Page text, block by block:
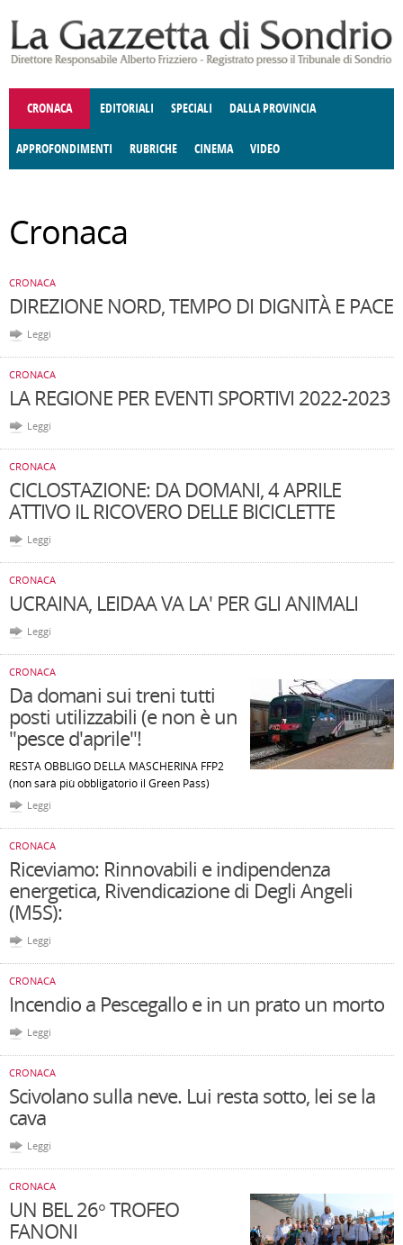
CRONACA EDITORIALI SPECIALI DALLA PROVINCIA
APPROFONDIMENTI
E SPETTACOLI POLITICA
RUBRICHE
DELLE IDEE FATTI DELLO SPIRITO
CINEMA VIDEO
Cronaca
CRONACA
DIREZIONE NORD, TEMPO DI DIGNITÀ E PACE
Leggi
CRONACA
LA REGIONE PER EVENTI SPORTIVI 2022-2023
Leggi
CRONACA
CICLOSTAZIONE: DA DOMANI, 4 APRILE
ATTIVO IL RICOVERO DELLE BICICLETTE
Leggi
CRONACA
UCRAINA, LEIDAA VA LA' PER GLI ANIMALI
Leggi
CRONACA
Da domani sui treni tutti
posti utilizzabili (e non è un
"pesce d'aprile"!
RESTA OBBLIGO DELLA MASCHERINA FFP2
(non sarà più obbligatorio il Green Pass)
Leggi
CRONACA
Riceviamo: Rinnovabili e indipendenza
energetica, Rivendicazione di Degli Angeli
(M5S):
Leggi
CRONACA
Incendio a Pescegallo e in un prato un morto
Leggi
CRONACA
Scivolano sulla neve. Lui resta sotto, lei se la
cava
Leggi
CRONACA
UN BEL 26° TROFEO
FANONI